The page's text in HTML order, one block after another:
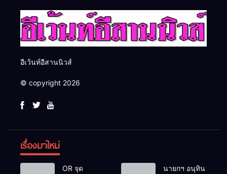
อีเว้นท์อีสานนิวส์
© copyright 2026
เรื่องมาใหม่
OR จุด
นายกฯ อนุทิน